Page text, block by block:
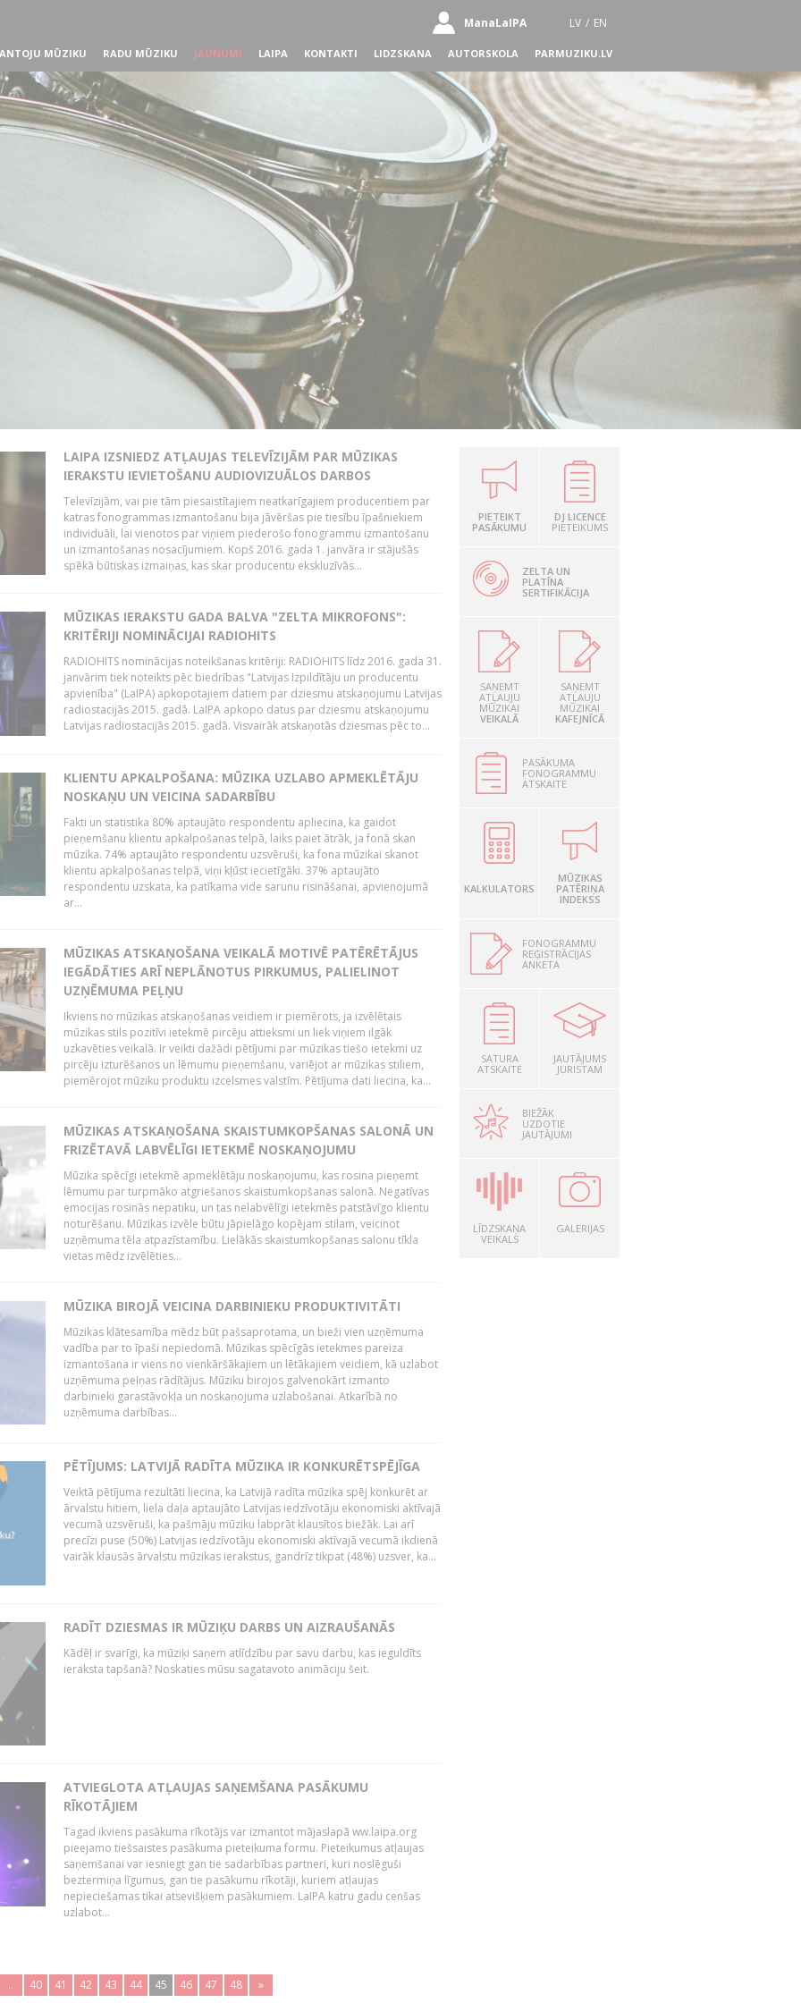
ManaLaIPA LV / EN
MŪZIKU RADU MŪZIKU JAUNUMI LAIPA KONTAKTI LIDZSKANA AUTORSKOLA PARMUZIKU.LV
LAIPA IZSNIEDZ ATĻAUJAS TELEVĪZIJĀM PAR MŪZIKAS
IERAKSTU IEVIETOŠANU AUDIOVIZUĀLOS DARBOS
Televīzijām, vai pie tām piesaistītajiem neatkarīgajiem producentiem par
katras fonogrammas izmantošanu bija jāvēršas pie tiesību īpašniekiem
individuāli, lai vienotos par viņiem piederošo fonogrammu izmantošanu
un izmantošanas nosacījumiem. Kopš 2016. gada 1. janvāra ir stājušās
spēkā būtiskas izmaiņas, kas skar producentu ekskluzīvās...
MŪZIKAS IERAKSTU GADA BALVA "ZELTA MIKROFONS":
KRITĒRIJI NOMINĀCIJAI RADIOHITS
RADIOHITS nominācijas noteikšanas kritēriji: RADIOHITS līdz 2016. gada 31.
janvārim tiek noteikts pēc biedrības "Latvijas Izpildītāju un producentu
apvienība" (LaIPA) apkopotajiem datiem par dziesmu atskaņojumu Latvijas
radiostacijās 2015. gadā. LaIPA apkopo datus par dziesmu atskaņojumu
Latvijas radiostacijās 2015. gadā. Visvairāk atskaņotās dziesmas pēc to...
KLIENTU APKALPOŠANA: MŪZIKA UZLABO APMEKLĒTĀJU
NOSKAŅU UN VEICINA SADARBĪBU
Fakti un statistika 80% aptaujāto respondentu apliecina, ka gaidot
pieņemšanu klientu apkalpošanas telpā, laiks paiet ātrāk, ja fonā skan
mūzika. 74% aptaujāto respondentu uzsvēruši, ka fona mūzikai skanot
klientu apkalpošanas telpā, viņi kļūst iecietīgāki. 37% aptaujāto
respondentu uzskata, ka patīkama vide sarunu risināšanai, apvienojumā
ar...
MŪZIKAS ATSKAŅOŠANA VEIKALĀ MOTIVĒ PATĒRĒTĀJUS
IEGĀDĀTIES ARĪ NEPLĀNOTUS PIRKUMUS, PALIELINOT
UZŅĒMUMA PEĻŅU
Ikviens no mūzikas atskaņošanas veidiem ir piemērots, ja izvēlētais
mūzikas stils pozitīvi ietekmē pircēju attieksmi un liek viņiem ilgāk
uzkavēties veikalā. Ir veikti dažādi pētījumi par mūzikas tiešo ietekmi uz
pircēju izturēšanos un lēmumu pieņemšanu, variējot ar mūzikas stiliem,
piemērojot mūziku produktu izcelsmes valstīm. Pētījuma dati liecina, ka...
MŪZIKAS ATSKAŅOŠANA SKAISTUMKOPŠANAS SALONĀ UN
FRIZĒTAVĀ LABVĒLĪGI IETEKMĒ NOSKAŅOJUMU
Mūzika spēcīgi ietekmē apmeklētāju noskaņojumu, kas rosina pieņemt
lēmumu par turpmāko atgriešanos skaistumkopšanas salonā. Negatīvas
emocijas rosinās nepatiku, un tas nelabvēlīgi ietekmēs patstāvīgo klientu
noturēšanu. Mūzikas izvēle būtu jāpielāgo kopējam stilam, veicinot
uzņēmuma tēla atpazīstamību. Lielākās skaistumkopšanas salonu tīkla
vietas mēdz izvēlēties...
MŪZIKA BIROJĀ VEICINA DARBINIEKU PRODUKTIVITĀTI
Mūzikas klātesamība mēdz būt pašsaprotama, un bieži vien uzņēmuma
vadība par to īpaši nepiedomā. Mūzikas spēcīgās ietekmes pareiza
izmantošana ir viens no vienkāršākajiem un lētākajiem veidiem, kā uzlabot
uzņēmuma peļņas rādītājus. Mūziku birojos galvenokārt izmanto
darbinieki garastāvokļa un noskaņojuma uzlabošanai. Atkarībā no
uzņēmuma darbības...
PĒTĪJUMS: LATVIJĀ RADĪTA MŪZIKA IR KONKURĒTSPĒJĪGA
Veiktā pētījuma rezultāti liecina, ka Latvijā radīta mūzika spēj konkurēt ar
ārvalstu hitiem, liela daļa aptaujāto Latvijas iedzīvotāju ekonomiski aktīvajā
vecumā uzsvēruši, ka pašmāju mūziku labprāt klausītos biežāk. Lai arī
precīzi puse (50%) Latvijas iedzīvotāju ekonomiski aktīvajā vecumā ikdienā
vairāk klausās ārvalstu mūzikas ierakstus, gandrīz tikpat (48%) uzsver, ka...
RADĪT DZIESMAS IR MŪZIĶU DARBS UN AIZRAUŠANĀS
Kādēļ ir svarīgi, ka mūziķi saņem atlīdzību par savu darbu, kas ieguldīts
ieraksta tapšanā? Noskaties mūsu sagatavoto animāciju šeit.
ATVIEGLOTA ATĻAUJAS SAŅEMŠANA PASĀKUMU
RĪKOTĀJIEM
Tagad ikviens pasākuma rīkotājs var izmantot mājaslapā ww.laipa.org
pieejamo tiešsaistes pasākuma pieteikuma formu. Pieteikumus atļaujas
saņemšanai var iesniegt gan tie sadarbības partneri, kuri noslēguši
beztermiņa līgumus, gan tie pasākumu rīkotāji, kuriem atļaujas
nepieciešamas tikai atsevišķiem pasākumiem. LaIPA katru gadu cenšas
uzlabot...
.. 40 41 42 43 44 45 46 47 48 »
PIETEIKT
PASĀKUMU
DJ LICENCE
PIETEIKUMS
ZELTA UN
PLATĪNA
SERTIFIKĀCIJA
SAŅEMT
ATĻAUJU
MŪZIKAI
VEIKALĀ
SAŅEMT
ATĻAUJU
MŪZIKAI
KAFEJNĪCĀ
PASĀKUMA
FONOGRAMMU
ATSKAITE
KALKULATORS
MŪZIKAS
PATĒRIŅA
INDEKSS
FONOGRAMMU
REĢISTRĀCIJAS
ANKETA
SATURA
ATSKAITE
JAUTĀJUMS
JURISTAM
BIEŽĀK
UZDOTIE
JAUTĀJUMI
LĪDZSKAŅA
VEIKALS
GALERIJAS